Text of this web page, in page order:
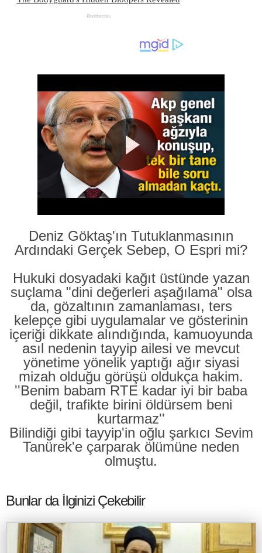
Deniz Göktaş'ın Tutuklanmasının
Ardındaki Gerçek Sebep, O Espri mi?
Hukuki dosyadaki kağıt üstünde yazan
suçlama "dini değerleri aşağılama" olsa
da, gözaltının zamanlaması, ters
kelepçe gibi uygulamalar ve gösterinin
içeriği dikkate alındığında, kamuoyunda
asıl nedenin tayyip ailesi ve mevcut
yönetime yönelik yaptığı ağır siyasi
mizah olduğu görüşü oldukça hakim.
''Benim babam RTE kadar iyi bir baba
değil, trafikte birini öldürsem beni
kurtarmaz''
Bilindiği gibi tayyip'in oğlu şarkıcı Sevim
Tanürek'e çarparak ölümüne neden
olmuştu.
Bunlar da İlginizi Çekebilir